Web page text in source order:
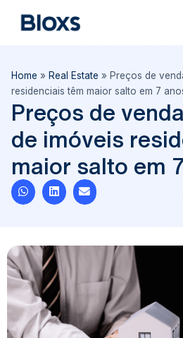
Home » Real Estate » Preços de
residenciais têm maior salto em 7
Preços de
de imóveis
maior salto em